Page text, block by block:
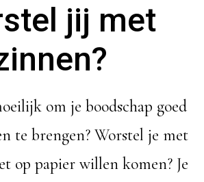
jij met
om je boodschap goed
te brengen? Worstel je met
op papier willen komen? Je